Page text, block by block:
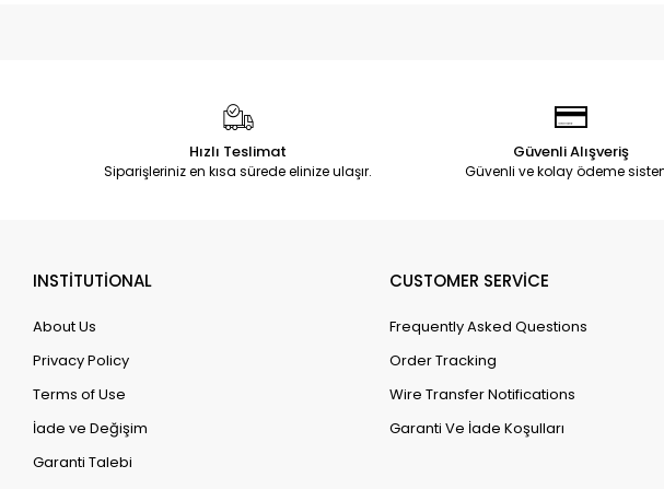
Hızlı Teslimat
Siparişleriniz en kısa sürede elinize ulaşır.
Güvenli Alışveriş
Güvenli ve kolay ödeme
INSTİTUTİONAL
About Us
Privacy Policy
Terms of Use
İade ve Değişim
Garanti Talebi
CUSTOMER SERVİCE
Frequently Asked Questions
Order Tracking
Wire Transfer Notifications
Garanti Ve İade Koşulları